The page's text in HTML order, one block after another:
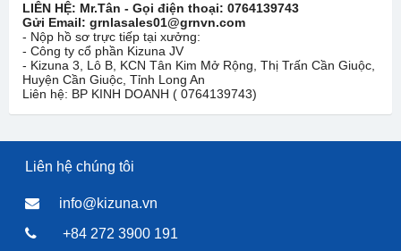
LIÊN HỆ: Mr.Tân - Gọi điện thoại: 0764139743
Gửi Email: grnlasales01@grnvn.com
- Nộp hồ sơ trực tiếp tại xưởng:
- Công ty cổ phần Kizuna JV
- Kizuna 3, Lô B, KCN Tân Kim Mở Rộng, Thị Trấn Cần Giuộc,
Huyện Cần Giuộc, Tỉnh Long An
Liên hệ: BP KINH DOANH ( 0764139743)
Liên hệ chúng tôi
info@kizuna.vn
+84 272 3900 191